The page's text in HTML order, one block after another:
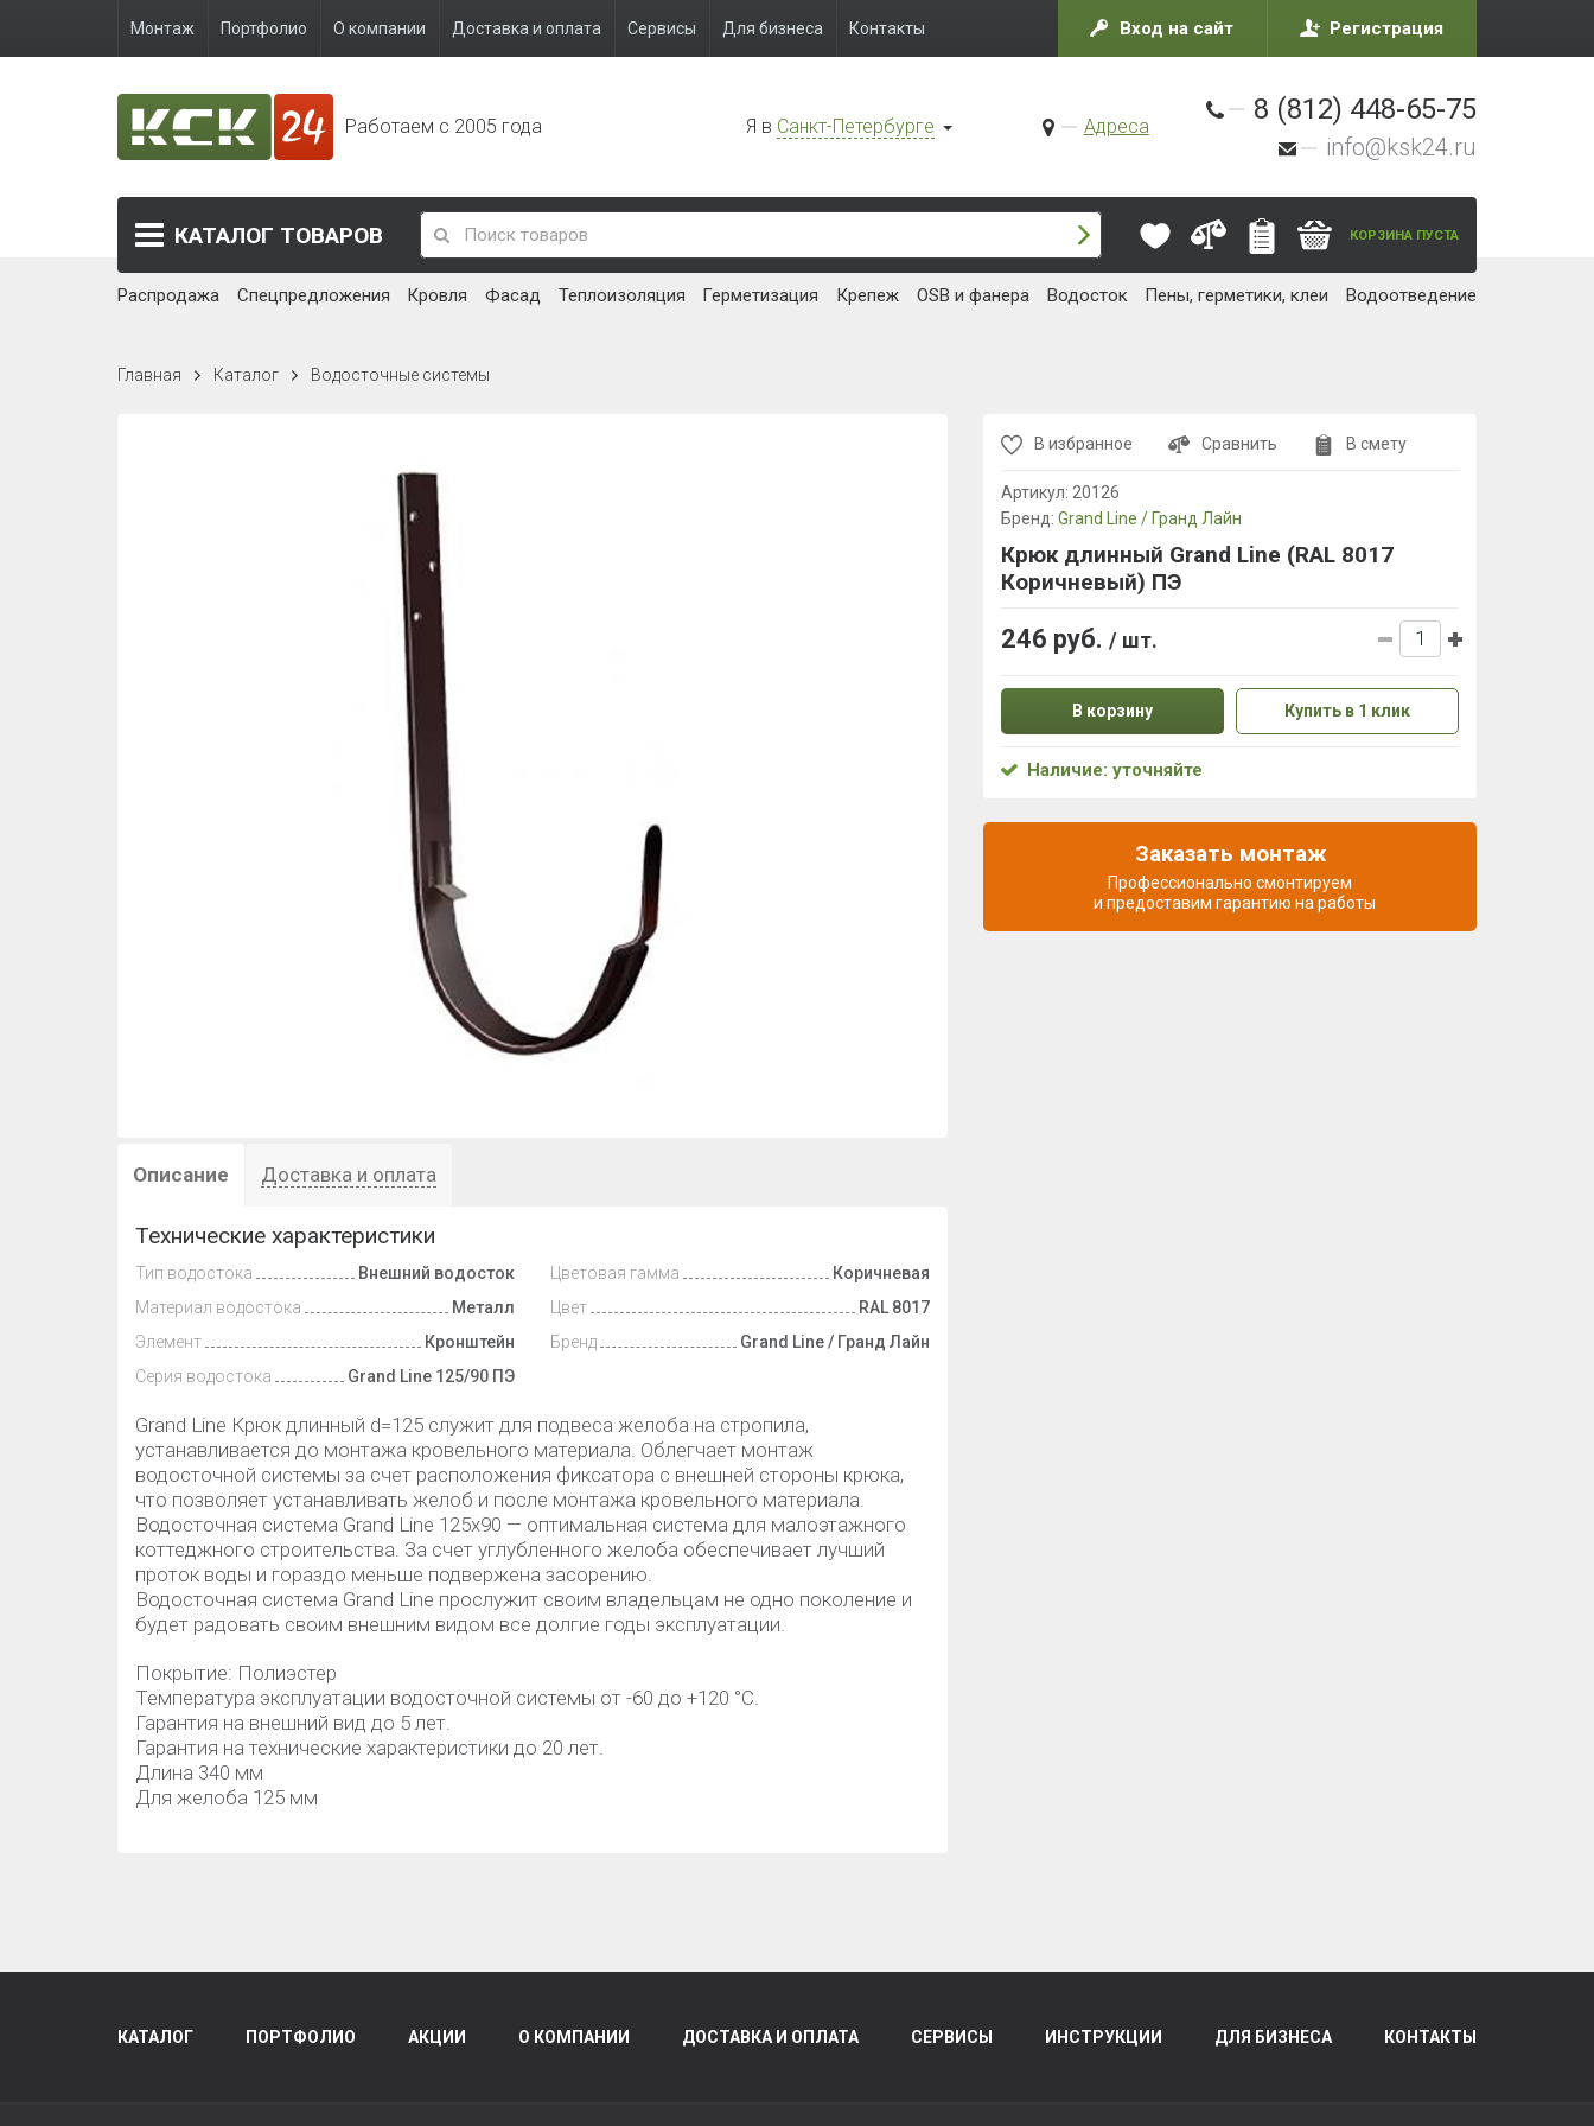
Монтаж Портфолио О компании Доставка и оплата Сервисы Для бизнеса Контакты Вход на сайт Регистрация
Работаем с 2005 года Я в Санкт-Петербурге Адреса
8 (812) 448-65-75
info@ksk24.ru
КАТАЛОГ ТОВАРОВ КОРЗИНА ПУСТА
Распродажа Спецпредложения Кровля Фасад Теплоизоляция Герметизация Крепеж OSB и фанера Водосток Пены, герметики, клеи Водоотведение
Главная Каталог Водосточные системы
Описание Доставка и оплата
Технические характеристики
Тип водостока
Внешний водосток
Материал водостока
Металл
Элемент
Кронштейн
Серия водостока
Grand Line 125/90 ПЭ
Цветовая гамма
Коричневая
Цвет
RAL 8017
Бренд
Grand Line / Гранд Лайн
Grand Line Крюк длинный d=125 служит для подвеса желоба на стропила,
устанавливается до монтажа кровельного материала. Облегчает монтаж
водосточной системы за счет расположения фиксатора с внешней стороны крюка,
что позволяет устанавливать желоб и после монтажа кровельного материала.
Водосточная система Grand Line 125х90 — оптимальная система для малоэтажного
коттеджного строительства. За счет углубленного желоба обеспечивает лучший
проток воды и гораздо меньше подвержена засорению.
Водосточная система Grand Line прослужит своим владельцам не одно поколение и
будет радовать своим внешним видом все долгие годы эксплуатации.
Покрытие: Полиэстер
Температура эксплуатации водосточной системы от -60 до +120 °C.
Гарантия на внешний вид до 5 лет.
Гарантия на технические характеристики до 20 лет.
Длина 340 мм
Для желоба 125 мм
В избранное Сравнить В смету
Артикул: 20126
Бренд: Grand Line / Гранд Лайн
Крюк длинный Grand Line (RAL 8017
Коричневый) ПЭ
246 руб. / шт.
В корзину Купить в 1 клик
Наличие: уточняйте
Заказать монтаж
Профессионально смонтируем
и предоставим гарантию на работы
КАТАЛОГ ПОРТФОЛИО АКЦИИ О КОМПАНИИ ДОСТАВКА И ОПЛАТА СЕРВИСЫ ИНСТРУКЦИИ ДЛЯ БИЗНЕСА КОНТАКТЫ